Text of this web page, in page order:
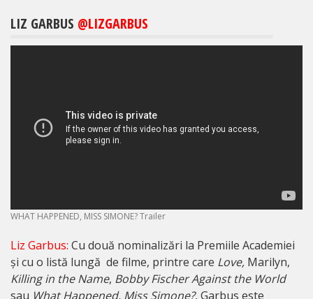
LIZ GARBUS @LIZGARBUS
WHAT HAPPENED, MISS SIMONE? Trailer
Liz Garbus: Cu două nominalizări la Premiile Academiei
și cu o listă lungă de filme, printre care Love, Marilyn,
Killing in the Name, Bobby Fischer Against the World
sau What Happened, Miss Simone?, Garbus este